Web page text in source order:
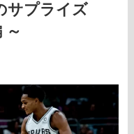
サプライズ
～